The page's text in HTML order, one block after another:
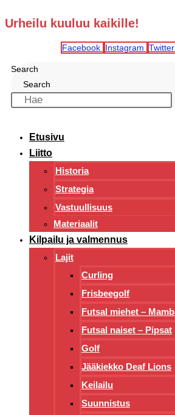
Urheilu kuuluu kaikille!
Facebook Instagram Twitter
Search
Search
Etusivu
Liitto
Historia
Strategia
Vastuullisuus
Materiaalit
Kilpailu ja valmennus
Lajit
Curling
Frisbeegolf
Futsal miehet –
Futsal naiset – Pipsat
Golf
Jääkiekko Deaf Lions
Keilailu
Suunnistus